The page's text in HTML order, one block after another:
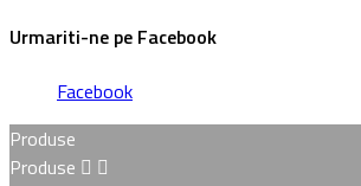
Urmariti-ne pe Facebook
Facebook
Produse
Produse  